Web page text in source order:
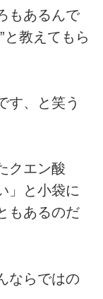
もあるんで
と教えてもら
す、と笑う
クエン酸
」と小袋に
もあるのだ
ならではの